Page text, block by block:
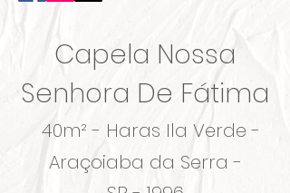
Capela Nossa
Senhora De Fátima
40m² - Haras Ila Verde -
Araçoiaba da Serra -